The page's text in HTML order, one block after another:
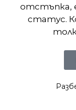
Подобни
отстъпка,
статус.